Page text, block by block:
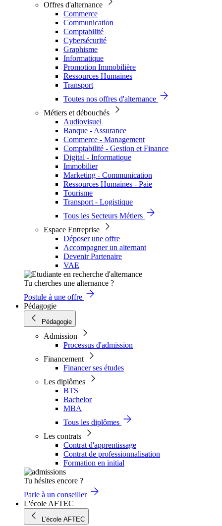
Offres d'alternance
Commerce
Communication
Comptabilité
Cybersécurité
Graphisme
Informatique
Promotion Immobilière
Ressources Humaines
Transport
Toutes nos offres d'alternance
Métiers et débouchés
Audiovisuel
Banque - Assurance
Commerce - Management
Comptabilité - Gestion et Finance
Digital - Informatique
Immobilier
Marketing - Communication
Ressources Humaines - Paie
Tourisme
Transport - Logistique
Tous les Secteurs Métiers
Espace Entreprise
Déposer une offre
Accompagner un alternant
Devenir Partenaire
VAE
Tu cherches une alternance ?
Postule à une offre
Pédagogie
Pédagogie
Admission
Processus d'admission
Financement
Financer ses études
Les diplômes
BTS
Bachelor
MBA
Tous les diplômes
Les contrats
Contrat d'apprentissage
Contrat de professionnalisation
Formation en initial
Tu hésites encore ?
Parle à un conseiller
L'école AFTEC
L'école AFTEC